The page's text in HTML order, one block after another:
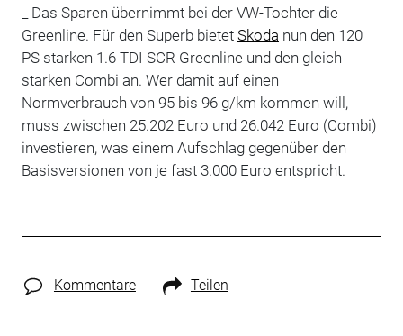
_ Das Sparen übernimmt bei der VW-Tochter die
Greenline. Für den Superb bietet Skoda nun den 120
PS starken 1.6 TDI SCR Greenline und den gleich
starken Combi an. Wer damit auf einen
Normverbrauch von 95 bis 96 g/km kommen will,
muss zwischen 25.202 Euro und 26.042 Euro (Combi)
investieren, was einem Aufschlag gegenüber den
Basisversionen von je fast 3.000 Euro entspricht.
Kommentare Teilen